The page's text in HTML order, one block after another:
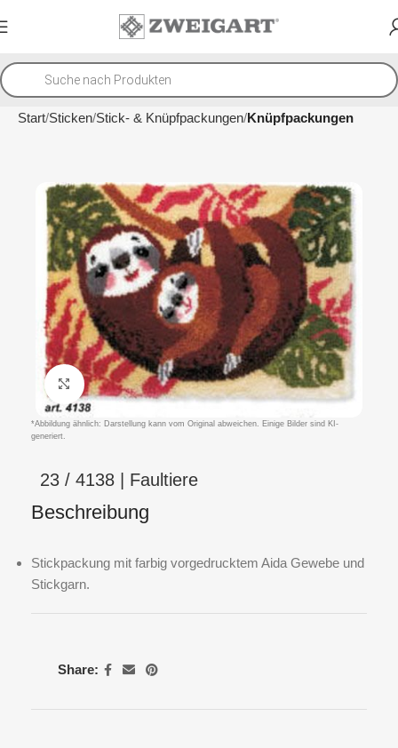
Start Sticken Stick- & Knüpfpackungen Knüpfpackungen
Klicken um zu vergrößern
*Abbildung ähnlich: Darstellung kann vom Original abweichen. Einige Bilder sind KI-
generiert.
23 / 4138 | Faultiere
Beschreibung
Stickpackung mit farbig vorgedrucktem Aida Gewebe und
Stickgarn.
Share: